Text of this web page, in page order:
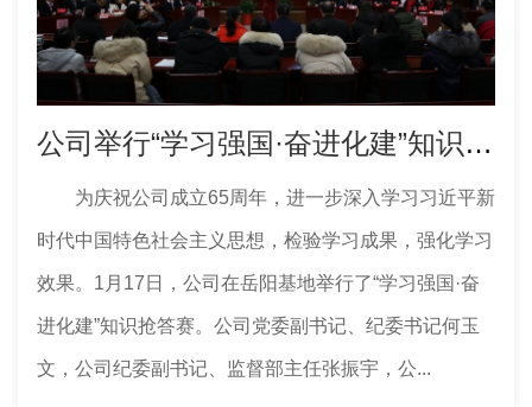
公司举行“学习强国·奋进化建”知识抢答赛
为庆祝公司成立65周年，进一步深入学习习近平新
时代中国特色社会主义思想，检验学习成果，强化学习
效果。1月17日，公司在岳阳基地举行了“学习强国·奋
进化建”知识抢答赛。公司党委副书记、纪委书记何玉
文，公司纪委副书记、监督部主任张振宇，公...